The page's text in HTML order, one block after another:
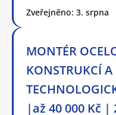
Zveřejněno: 3. srpna
MONTÉR
KONSTRUKCÍ A
|až 40 000 Kč